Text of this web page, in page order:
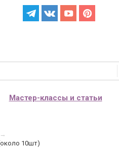
Мастер-классы и статьи
→
10шт)